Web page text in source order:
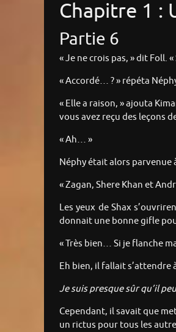
Chapitre 1 :
Partie 6
« Je ne crois pas, » dit Foll.
« Accordé… ? » répéta
« Elle a raison, » ajouta
vous avez reçu des leçons
« Ah… »
Néphy était alors parvenue
« Zagan, Shere Khan et
Les yeux de Shax
donnait une bonne gifle
« Très bien… Si je flanche
Eh bien, il fallait s’attendre
Je suis presque sûr qu’il
Cependant, il savait que
un rictus pour tous les